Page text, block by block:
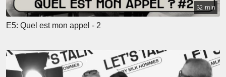
32 min
E5: Quel est mon appel - 2